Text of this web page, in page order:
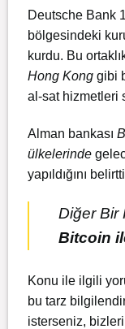
Deutsche Bank
bölgesindeki
kurdu. Bu
Hong Kong gibi
al-sat hizmetleri
Alman bankası
ülkelerinde
yapıldığını
Diğer Bir
Bitcoin
Konu ile ilgili
bu tarz
isterseniz, bizleri